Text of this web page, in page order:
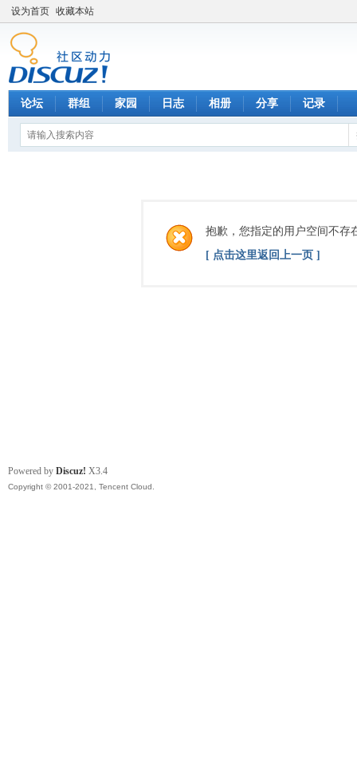
设为首页 收藏本站
论坛 群组 家园 日志 相册 分享 记录
抱歉，您指定的用户空间不存
[ 点击这里返回上一页 ]
Powered by Discuz! X3.4
Copyright © 2001-2021, Tencent Cloud.